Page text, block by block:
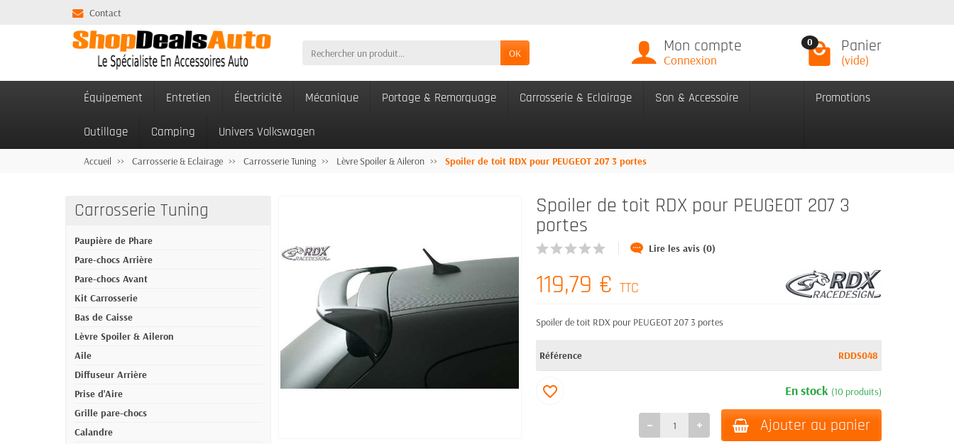
Contact
OK Mon compte
Connexion
0 Panier
(vide)
Équipement Entretien Électricité Mécanique Portage & Remorquage Carrosserie & Eclairage Son & Accessoire
Outillage Camping Univers Volkswagen
Promotions
Accueil Carrosserie & Eclairage Carrosserie Tuning Lèvre Spoiler & Aileron Spoiler de toit RDX pour PEUGEOT 207 3 portes
Carrosserie Tuning
Paupière de Phare
Pare-chocs Arrière
Pare-chocs Avant
Kit Carrosserie
Bas de Caisse
Lèvre Spoiler & Aileron
Aile
Diffuseur Arrière
Prise d'Aire
Grille pare-chocs
Calandre
Spoiler de toit RDX pour PEUGEOT 207 3
portes
Lire les avis (0)
119,79 € TTC
Spoiler de toit RDX pour PEUGEOT 207 3 portes
Référence RDDS048
En stock (10 produits)
Ajouter au panier
favorite_border